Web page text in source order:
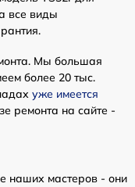
все виды
Мы большая
более 20 тыс.
уже имеется
ремонта на сайте -
наших мастеров - они